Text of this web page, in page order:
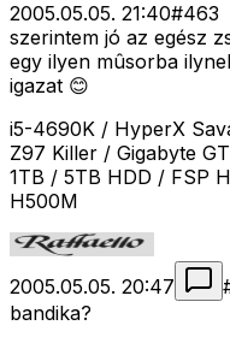
2005.05.05. 21:40#463
szerintem jó az egész
egy ilyen mûsorba
igazat 😊
i5-4690K / HyperX
Z97 Killer / Gigabyte
1TB / 5TB HDD / FSP
H500M
2005.05.05. 20:47
bandika?